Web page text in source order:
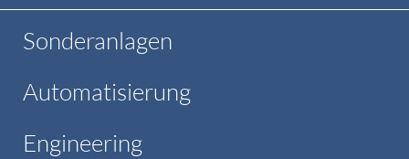
Sonderanlagen
Automatisierung
Engineering